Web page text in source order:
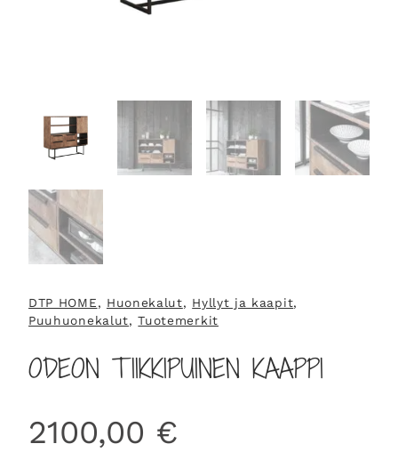
DTP HOME, Huonekalut, Hyllyt ja kaapit
Puuhuonekalut, Tuotemerkit
ODEON TIIKKIPUINEN KAAPPI
2100,00 €